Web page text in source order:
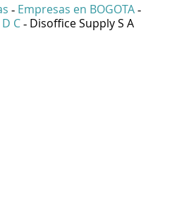
- Empresas en BOGOTA -
C - Disoffice Supply S A